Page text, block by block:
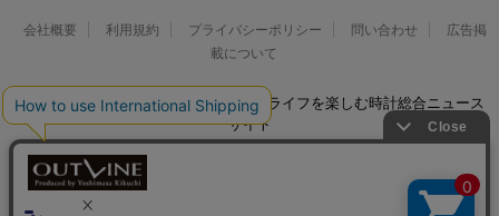
会社概要 利用規約 プライバシーポリシー 問い合わせ
広告掲
載について
© 2026 Watch LIFE NEWS｜ウオッチライフを楽しむ時計総合ニュース
サイト